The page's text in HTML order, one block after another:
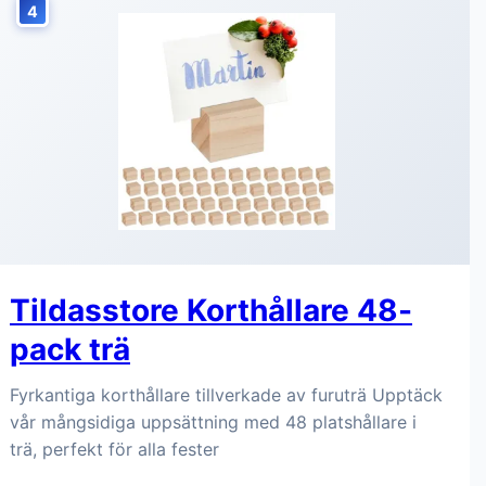
4
Tildasstore Korthållare 48-
pack trä
Fyrkantiga korthållare tillverkade av furuträ Upptäck
vår mångsidiga uppsättning med 48 platshållare i
trä, perfekt för alla fester